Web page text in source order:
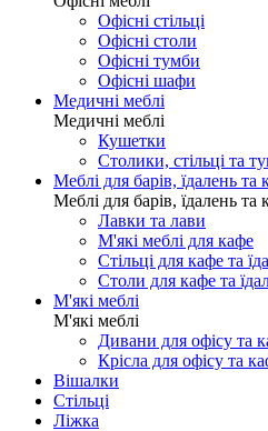
Офісні стільці
Офісні столи
Офісні тумби
Офісні шафи
Медичні меблі
Медичні меблі
Кушетки
Столики, стільці та
Меблі для барів, їдалень та
Меблі для барів, їдалень та
Лавки та лави
М'які меблі для кафе
Стільці для кафе та
Столи для кафе та
М'які меблі
М'які меблі
Дивани для офісу та
Крісла для офісу та
Вішалки
Стільці
Ліжка